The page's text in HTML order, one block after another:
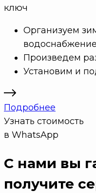
ключ
Организуем
Произведем
Установим и
Подробнее
Узнать стоимость
в WhatsApp
С нами вы
получите